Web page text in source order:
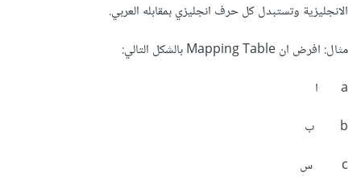
الانجليزية وتستبدل كل حرف انجليزي بمقابله العربي.
مثال: افرض ان Mapping Table بالشكل التالي:
a ا
b ب
c س